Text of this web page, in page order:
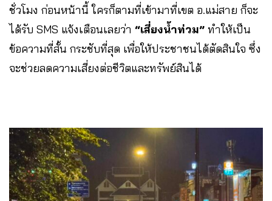
ชั่วโมง ก่อนหน้านี้ ใครก็ตามที่เข้ามาที่เขต อ.แม่สาย ก็จะ
ได้รับ SMS แจ้งเตือนเลยว่า “เสี่ยงน้ำท่วม” ทำให้เป็น
ข้อความที่สั้น กระชับที่สุด เพื่อให้ประชาชนได้ตัดสินใจ ซึ่ง
จะช่วยลดความเสี่ยงต่อชีวิตและทรัพย์สินได้